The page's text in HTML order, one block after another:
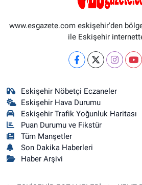
www.esgazete.com eskişehir'den
ile Eskişehir
Eskişehir Nöbetçi Eczaneler
Eskişehir Hava Durumu
Eskişehir Trafik Yoğunluk Haritası
Puan Durumu ve Fikstür
Tüm Manşetler
Son Dakika Haberleri
Haber Arşivi